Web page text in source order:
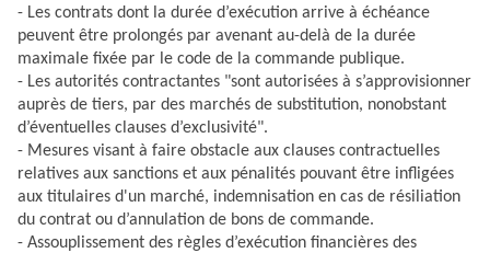
- Les contrats dont la durée d’exécution arrive à échéance
peuvent être prolongés par avenant au-delà de la durée
maximale fixée par le code de la commande publique.
- Les autorités contractantes "sont autorisées à s’approvisionner
auprès de tiers, par des marchés de substitution, nonobstant
d’éventuelles clauses d’exclusivité".
- Mesures visant à faire obstacle aux clauses contractuelles
relatives aux sanctions et aux pénalités pouvant être infligées
aux titulaires d'un marché, indemnisation en cas de résiliation
du contrat ou d’annulation de bons de commande.
- Assouplissement des règles d’exécution financières des